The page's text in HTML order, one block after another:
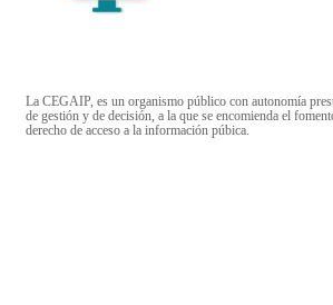
La CEGAIP, es un organismo público con autonomía
de gestión y de decisión, a la que se encomienda el
derecho de acceso a la información púbica.